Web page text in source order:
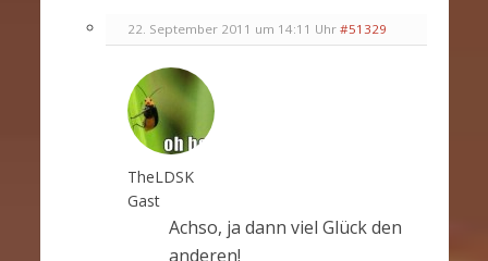
22. September 2011 um 14:11 Uhr #51329
TheLDSK
Gast
Achso, ja dann viel Glück den
anderen!